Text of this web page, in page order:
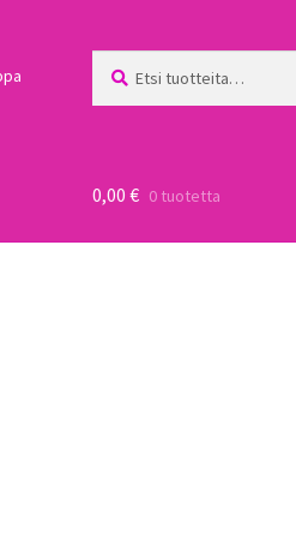
0,00 € 0 tuotetta